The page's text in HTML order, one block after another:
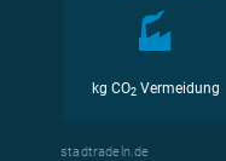
kg CO2Vermeidung
stadtradeln.de